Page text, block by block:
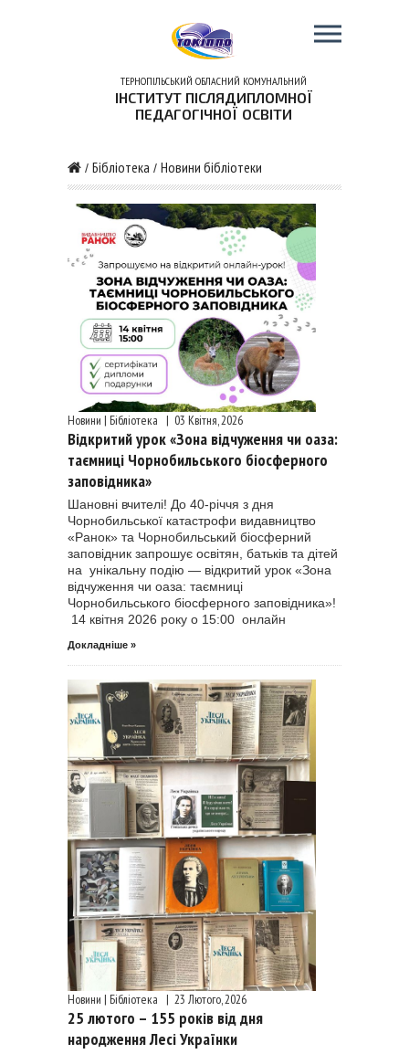
ТЕРНОПІЛЬСЬКИЙ ОБЛАСНИЙ КОМУНАЛЬНИЙ
ІНСТИТУТ ПІСЛЯДИПЛОМНОЇ
ПЕДАГОГІЧНОЇ ОСВІТИ
/ Бібліотека / Новини бібліотеки
Новини | Бібліотека | 03 Квітня, 2026
Відкритий урок «Зона відчуження чи оаза:
таємниці Чорнобильського біосферного
заповідника»
Шановні вчителі! До 40-річчя з дня
Чорнобильської катастрофи видавництво
«Ранок» та Чорнобильський біосферний
заповідник запрошує освітян, батьків та дітей
на унікальну подію — відкритий урок «Зона
відчуження чи оаза: таємниці
Чорнобильського біосферного заповідника»!
14 квітня 2026 року о 15:00 онлайн
Докладніше »
Новини | Бібліотека | 23 Лютого, 2026
25 лютого – 155 років від дня
народження Лесі Українки